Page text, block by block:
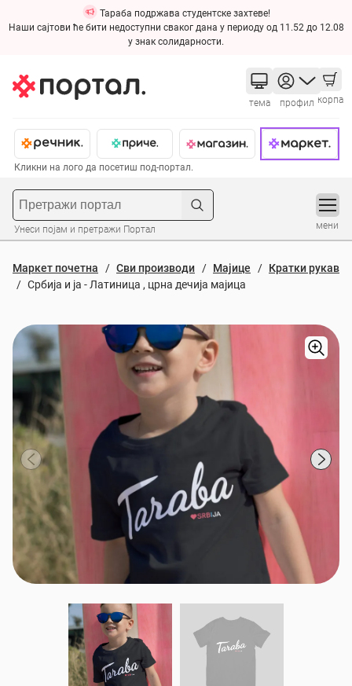
Тараба подржава студентске захтеве!
Наши сајтови ће бити недоступни сваког дана у периоду од 11.52 до 12.08
у знак солидарности.
тема профил корпа
Кликни на лого да посетиш под-портал.
Унеси појам и претражи Портал мени
Маркет почетна Сви производи Мајице
Кратки рукав
Србија и ја - Латиница , црна дечија мајица